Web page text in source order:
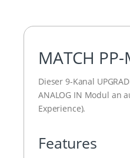
MATCH
Dieser 9-Kanal
ANALOG IN Modul an
Experience).
Features